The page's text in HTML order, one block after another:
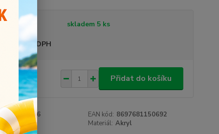
skladem 5 ks
plátci DPH
Kč/ks Přidat do košíku
2126 EAN kód: 8697681150692
Himalaya Materiál: Akryl